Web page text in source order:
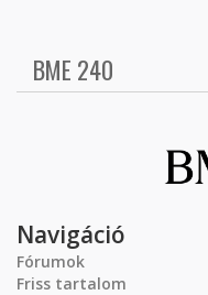
BME 240
Navigáció
Fórumok
Friss tartalom